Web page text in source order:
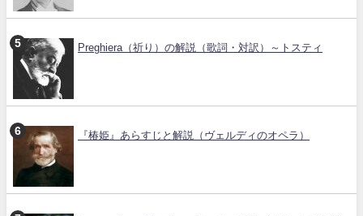
Preghiera（祈り）の解説（歌詞・対訳）～トスティ
『椿姫』あらすじと解説（ヴェルディのオペラ）